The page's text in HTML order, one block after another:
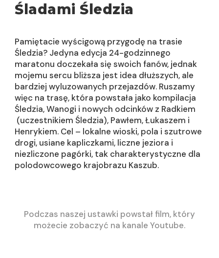
Śladami Śledzia
Pamiętacie wyścigową przygodę na trasie
Śledzia? Jedyna edycja 24-godzinnego
maratonu doczekała się swoich fanów, jednak
mojemu sercu bliższa jest idea dłuższych, ale
bardziej wyluzowanych przejazdów. Ruszamy
więc na trasę, która powstała jako kompilacja
Śledzia, Wanogi i nowych odcinków z Radkiem
(uczestnikiem Śledzia), Pawłem, Łukaszem i
Henrykiem. Cel – lokalne wioski, pola i szutrowe
drogi, usiane kapliczkami, liczne jeziora i
niezliczone pagórki, tak charakterystyczne dla
polodowcowego krajobrazu Kaszub.
Podczas naszej ustawki powstał film, który
możecie zobaczyć na kanale Youtube.